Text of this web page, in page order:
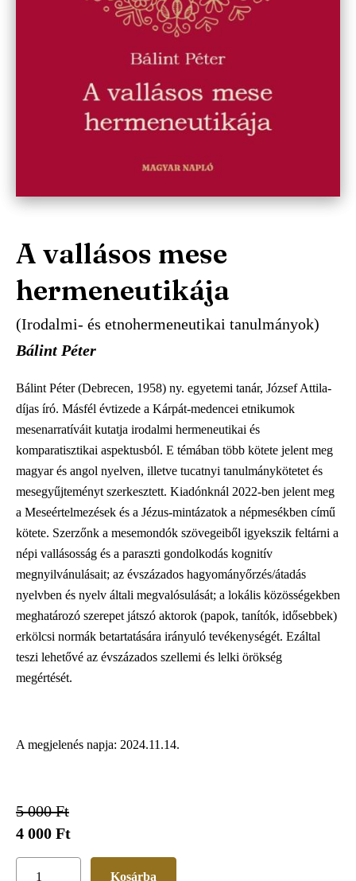
A vallásos mese
hermeneutikája
(Irodalmi- és etnohermeneutikai tanulmányok)
Bálint Péter
Bálint Péter (Debrecen, 1958) ny. egyetemi tanár, József Attila-
díjas író. Másfél évtizede a Kárpát-medencei etnikumok
mesenarratíváit kutatja irodalmi hermeneutikai és
komparatisztikai aspektusból. E témában több kötete jelent meg
magyar és angol nyelven, illetve tucatnyi tanulmánykötetet és
mesegyűjteményt szerkesztett. Kiadónknál 2022-ben jelent meg
a Meseértelmezések és a Jézus-mintázatok a népmesékben című
kötete. Szerzőnk a mesemondók szövegeiből igyekszik feltárni a
népi vallásosság és a paraszti gondolkodás kognitív
megnyilvánulásait; az évszázados hagyományőrzés/átadás
nyelvben és nyelv általi megvalósulását; a lokális közösségekben
meghatározó szerepet játszó aktorok (papok, tanítók, idősebbek)
erkölcsi normák betartatására irányuló tevékenységét. Ezáltal
teszi lehetővé az évszázados szellemi és lelki örökség
megértését.
A megjelenés napja: 2024.11.14.
5 000 Ft
4 000 Ft